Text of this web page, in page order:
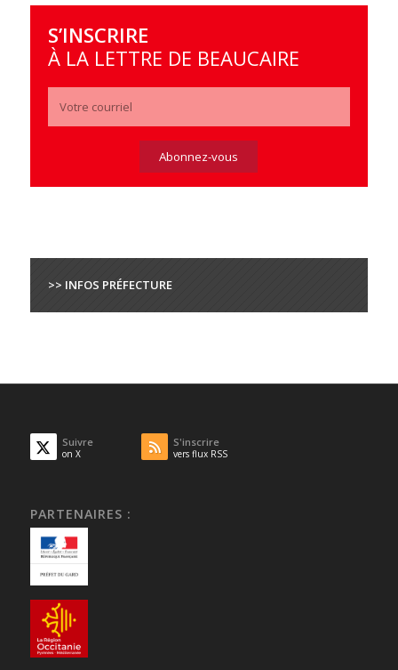
S’INSCRIRE
À LA LETTRE DE BEAUCAIRE
>> INFOS PRÉFECTURE
Suivre
on X
S'inscrire
vers flux RSS
PARTENAIRES :